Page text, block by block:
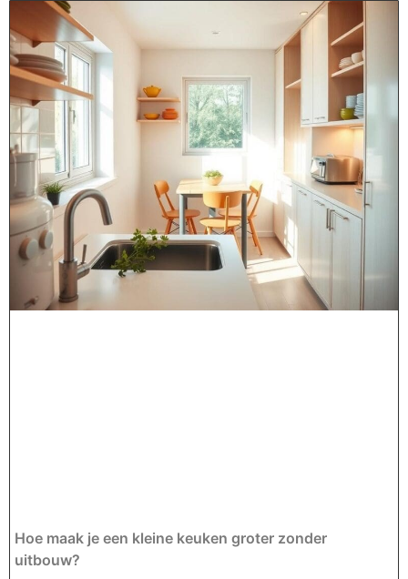
Hoe maak je een kleine keuken groter zonder
uitbouw?